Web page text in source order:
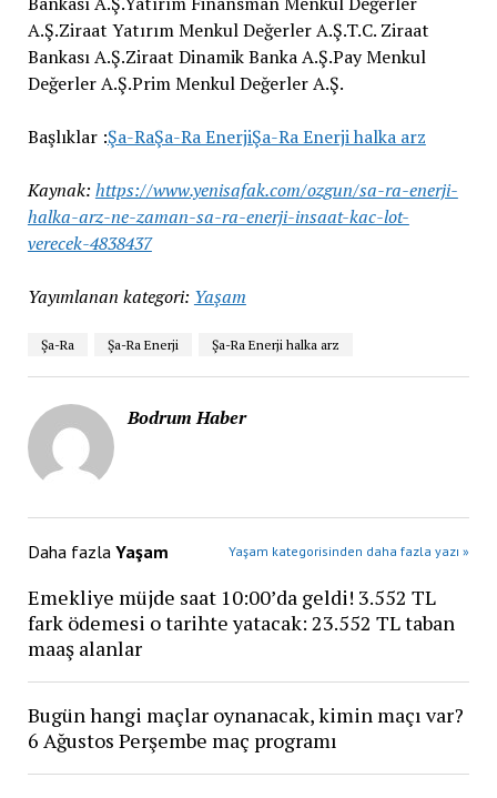
Başlıklar :Şa-RaŞa-Ra EnerjiŞa-Ra Enerji halka arz
Kaynak: https://www.yenisafak.com/ozgun/sa-ra-enerji-
halka-arz-ne-zaman-sa-ra-enerji-insaat-kac-lot-
verecek-4838437
Yayımlanan kategori: Yaşam
Şa-Ra Şa-Ra Enerji Şa-Ra Enerji halka arz
Bodrum Haber
Daha fazla Yaşam Yaşam kategorisinden daha fazla yazı »
Emekliye müjde saat 10:00’da geldi! 3.552 TL
fark ödemesi o tarihte yatacak: 23.552 TL taban
maaş alanlar
Bugün hangi maçlar oynanacak, kimin maçı var?
6 Ağustos Perşembe maç programı